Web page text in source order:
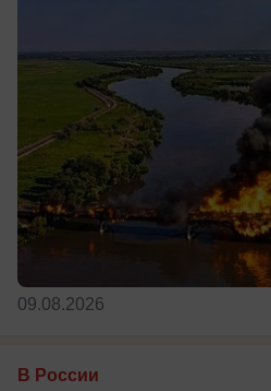
09.08.2026
В России